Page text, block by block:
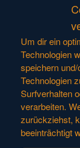
Um dir ein
Technologien
speichern
Technologien
Surfverhalten
verarbeiten.
zurückziehst,
beeinträchtigt